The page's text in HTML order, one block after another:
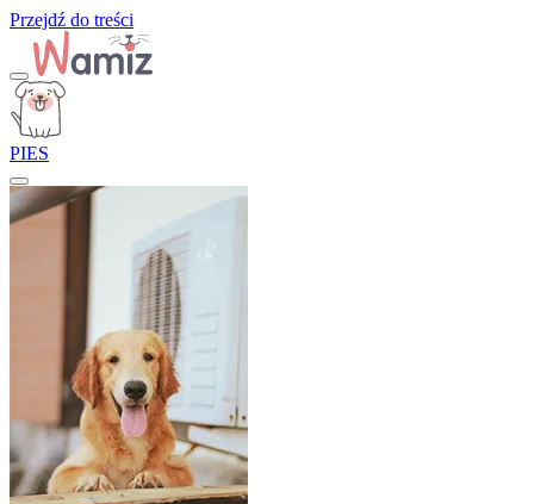
Przejdź do treści
PIES